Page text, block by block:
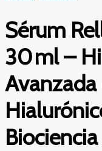
Sérum
30 ml –
Biociencia